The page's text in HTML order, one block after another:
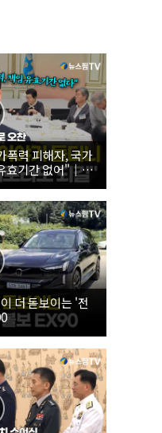
력 피해자, 국가
효기간 없어"｜
위로 오찬
더 돋보이는 '전